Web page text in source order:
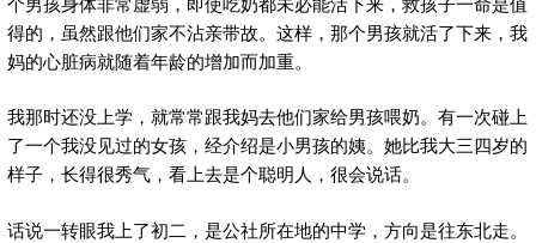
得的，虽然跟他们家不沾亲带故。这样，那个男孩就活了下来，我
妈的心脏病就随着年龄的增加而加重。
我那时还没上学，就常常跟我妈去他们家给男孩喂奶。有一次碰上
了一个我没见过的女孩，经介绍是小男孩的姨。她比我大三四岁的
样子，长得很秀气，看上去是个聪明人，很会说话。
话说一转眼我上了初二，是公社所在地的中学，方向是往东北走。